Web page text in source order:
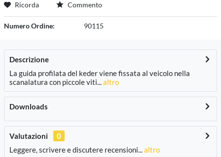
Ricorda Commento
Numero Ordine: 90115
Descrizione
La guida profilata del keder viene fissata al veicolo nella
scanalatura con piccole viti...altro
Downloads
Valutazioni
0
Leggere, scrivere e discutere recensioni...altro